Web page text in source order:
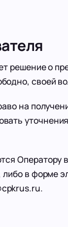
о
своей
на
Оператору в
либо в форме